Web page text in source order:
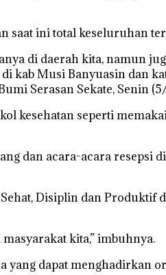
saat ini total keseluruhan
di daerah kita, namun
kab Musi Banyuasin dan
Serasan Sekate, Senin
kesehatan seperti
dan acara-acara resepsi
Disiplin dan Produktif
kita,” imbuhnya.
dapat menghadirkan